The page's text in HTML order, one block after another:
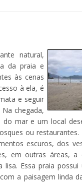
natural,
da praia e
às cenas
à ela, é
e seguir
chegada,
do mar e um local
ou restaurantes.
escuros, dos
em outras áreas, a
lisa. Essa praia
a paisagem linda